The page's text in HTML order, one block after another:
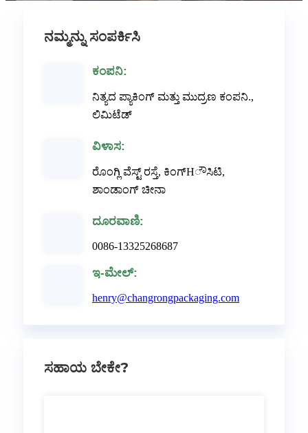
ನಮ್ಮನ್ನು ಸಂಪರ್ಕಿಸಿ
ಕಂಪನಿ:
ನಿತ್ಯದ ಪ್ಯಾಕಿಂಗ್ ಮತ್ತು ಮುದ್ರಣ ಕಂಪನಿ.,
ಲಿಮಿಟೆಡ್
ವಿಳಾಸ:
ರೊಂಗ್ಲಿ ವೆಸ್ಟ್ ರಸ್ತೆ, ಕಿಂಗ್‌Hೌಸಿಟಿ,
ಶಾಂಡಾಂಗ್ ಚೀನಾ
ದೂರವಾಣಿ:
0086-13325268687
ಇ-ಮೇಲ್:
henry@changrongpackaging.com
ಸಹಾಯ ಬೇಕೇ?